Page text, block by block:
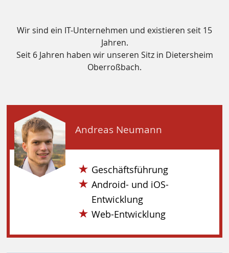
Wir sind ein IT-Unternehmen und existieren seit 15
Jahren.
Seit 6 Jahren haben wir unseren Sitz in Dietersheim
Oberroßbach.
Andreas Neumann
Geschäftsführung
Android- und iOS-
Entwicklung
Web-Entwicklung